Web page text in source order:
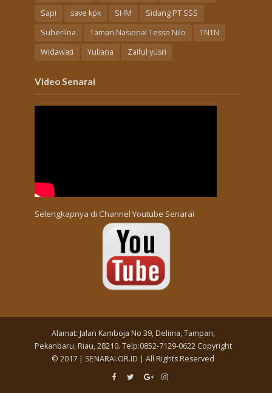
Sapi
save kpk SHM
Sidang PT SSS
Suherlina
Taman Nasional Tesso Nilo
TNTN
Widawati
Yuliana Zaiful yusri
Video Senarai
Selengkapnya di Channel Youtube Senarai
Alamat: Jalan Kamboja No 39, Delima, Tampan,
Pekanbaru, Riau, 28210. Telp:0852-7129-0622 Copyright
© 2017 | SENARAI.OR.ID | All Rights Reserved